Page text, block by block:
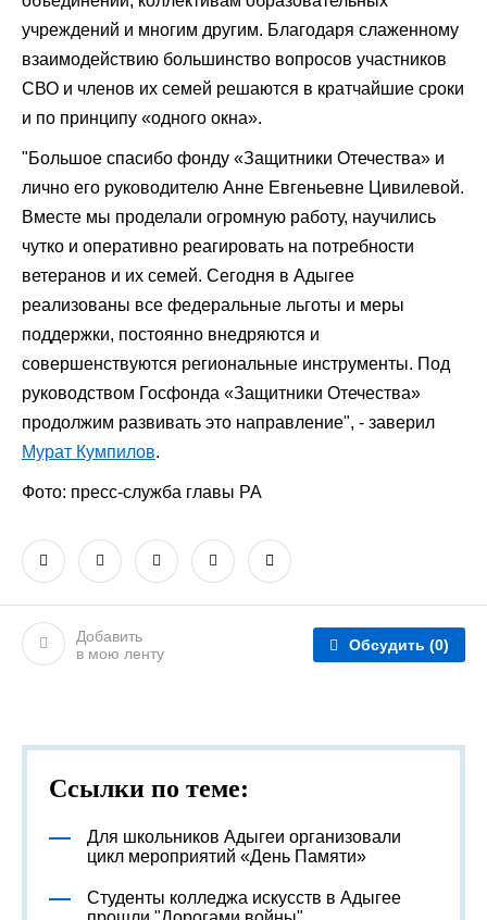
учреждений и многим другим. Благодаря слаженному
взаимодействию большинство вопросов участников
СВО и членов их семей решаются в кратчайшие сроки
и по принципу «одного окна».
"Большое спасибо фонду «Защитники Отечества» и
лично его руководителю Анне Евгеньевне Цивилевой.
Вместе мы проделали огромную работу, научились
чутко и оперативно реагировать на потребности
ветеранов и их семей. Сегодня в Адыгее
реализованы все федеральные льготы и меры
поддержки, постоянно внедряются и
совершенствуются региональные инструменты. Под
руководством Госфонда «Защитники Отечества»
продолжим развивать это направление", - заверил
Мурат Кумпилов.
Фото: пресс-служба главы РА
Добавить
в мою ленту
Обсудить (0)
Ссылки по теме:
Для школьников Адыгеи организовали
цикл мероприятий «День Памяти»
Студенты колледжа искусств в Адыгее